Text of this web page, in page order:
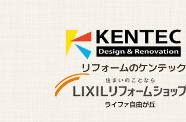
リフォームのケンテック